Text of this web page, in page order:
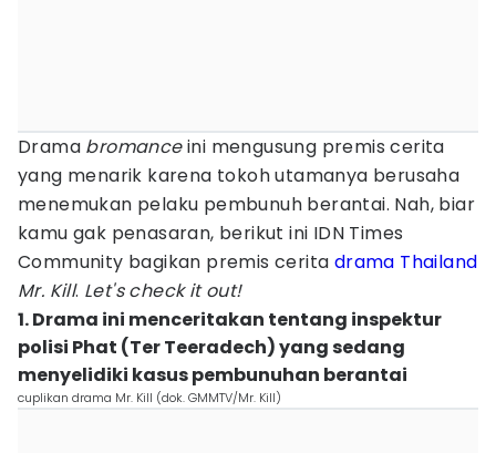
Drama bromanceini mengusung premis cerita
yang menarik karena tokoh utamanya berusaha
menemukan pelaku pembunuh berantai. Nah, biar
kamu gak penasaran, berikut ini IDN Times
Community bagikan premis cerita drama Thailand
Mr. Kill. Let's check it out!
1. Drama ini menceritakan tentang inspektur
polisi Phat (Ter Teeradech) yang sedang
menyelidiki kasus pembunuhan berantai
cuplikan drama Mr. Kill (dok. GMMTV/Mr. Kill)